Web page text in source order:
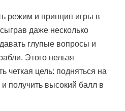
режим и принцип игры в
даже несколько
глупые вопросы и
Этого нельзя
четкая цель: подняться на
получить высокий балл в